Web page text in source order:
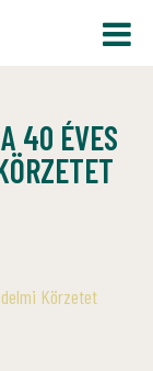
40 ÉVES
Körzetet